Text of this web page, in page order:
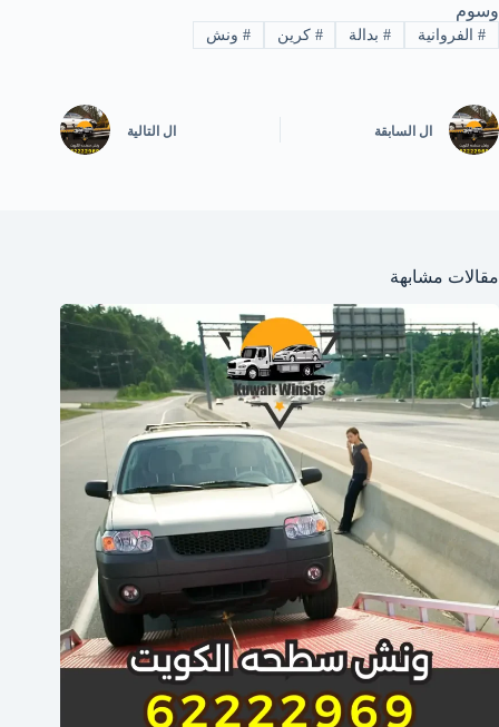
وسوم
#الفروانية #بدالة # كرين # ونش
ال السابقة ال التالية
مقالات مشابهة